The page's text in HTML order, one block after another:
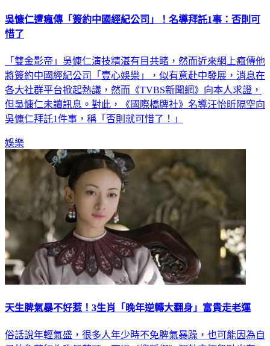
吳慷仁遭瘋傳「簽約中國經紀公司」！名導拜託1事：否則可
惜了
「雙金影帝」吳慷仁演技精湛有目共睹，然而近來網上瘋傳他
將簽約中國經紀公司「壹心娛樂」，似有意赴中發展，消息在
各大社群平台掀起熱議，然而《TVBS新聞網》向本人求證，
但吳慷仁未讀訊息。對此，《國際橋牌社》名導汪怡昕隔空向
吳慷仁拜託1件事，稱「否則就可惜了！」
娛樂
天生脾氣暴不好惹！3生肖「晚年逆轉大翻身」富貴走老運
俗話說年輕氣盛，很多人年少時不免脾氣暴躁，也可能因為自